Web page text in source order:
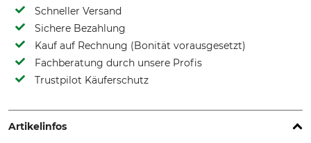
Schneller Versand
Sichere Bezahlung
Kauf auf Rechnung (Bonität vorausgesetzt)
Fachberatung durch unsere Profis
Trustpilot Käuferschutz
Artikelinfos